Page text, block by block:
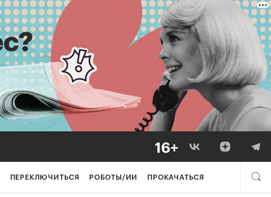
ПЕРЕКЛЮЧИТЬСЯ РОБОТЫ/ИИ ПРОКАЧАТЬСЯ